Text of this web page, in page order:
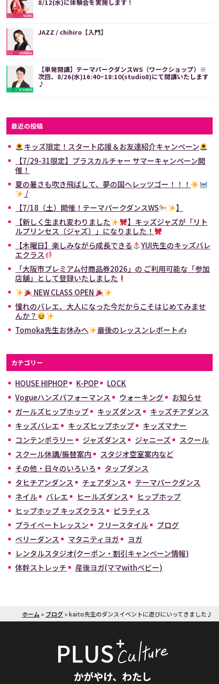
8/12(水)に体験会を実施します！
JAZZ / chihiro【入門】
【単発開講】テーマパークダンスWS（ワークショップ）※
次回、8/26(水)16:40~18:10(studio8)にて開講いたします
♪
最近の投稿
キッズ限定！スタート応援＆お友達紹介キャンペーン
【7/29-31限定】プラスカルチャー サマーキャンペーン開
催！
夏の暑さも吹き飛ばして、夢の国へレッツゴー！！！
/
【7/18（土）開催！テーマパークダンスWS
】
【新しく生まれ変わりました
】キッズジャズが「リト
ルプリンセス（ジャズ）」になりました！
【木曜日】楽しみながら成長できる
YUI先生のキッズバレ
エクラス
「大阪市プレミアム付商品券2026」の ご利用可能な「参加
店舗」として登録いたしました
NEW CLASS OPEN
憧れのバレエ、大人になった今だからこそはじめてみませ
んか？
Tomoka先生お休みへ
最後のレッスンレポート✍
カテゴリー
HOUSE HIPHOP K-POP
LOCK
Vogueハンズパフォーマンス
ウォーキング
お知らせ
ガールズヒップホップ
キッズダンス
キッズチアダンス
キッズバレエ
キッズヒップホップ
キッズマナー
コンテンポラリー
ジャズダンス ジャニーズ
スクール
スクール休講/振替案内
スタジオ空室案内など
その他・日々のいろいろ
タップダンス
タヒチアンダンス
チェアダンス
テーマパークダンス
ネイル
バレエ ヒールズダンス
ヒップホップ
ヒップホップ キッズクラス
ピラティス
プライベートレッスン
フリースタイル
ブログ
ベリーダンス
マタニティヨガ
ヨガ
レンタルスタジオ(クーポン・割引キャンペーン情報)
体幹ストレッチ
産後ヨガ(ママwithベビー)
ホーム » ブログ»kaito先生のダンスイベントに遊びにいってきました♪
かがやけ、わたし